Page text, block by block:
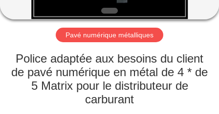
DE
NOUS
VISITE
D'USINE
Pavé numérique métalliques
Police adaptée aux besoins du client
de pavé numérique en métal de 4 * de
5 Matrix pour le distributeur de
carburant